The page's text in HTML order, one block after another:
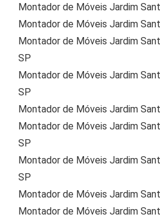
Montador de Móveis Jardim
Montador de Móveis Jardim
Montador de Móveis Jardim
SP
Montador de Móveis Jardim
SP
Montador de Móveis Jardim
Montador de Móveis Jardim
SP
Montador de Móveis Jardim
SP
Montador de Móveis Jardim
Montador de Móveis Jardim